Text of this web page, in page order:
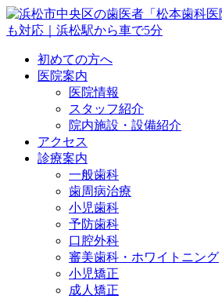
初めての方へ
医院案内
医院情報
スタッフ紹介
院内施設・設備紹介
アクセス
診療案内
一般歯科
歯周病治療
小児歯科
予防歯科
口腔外科
審美歯科・ホワイトニング
小児矯正
成人矯正